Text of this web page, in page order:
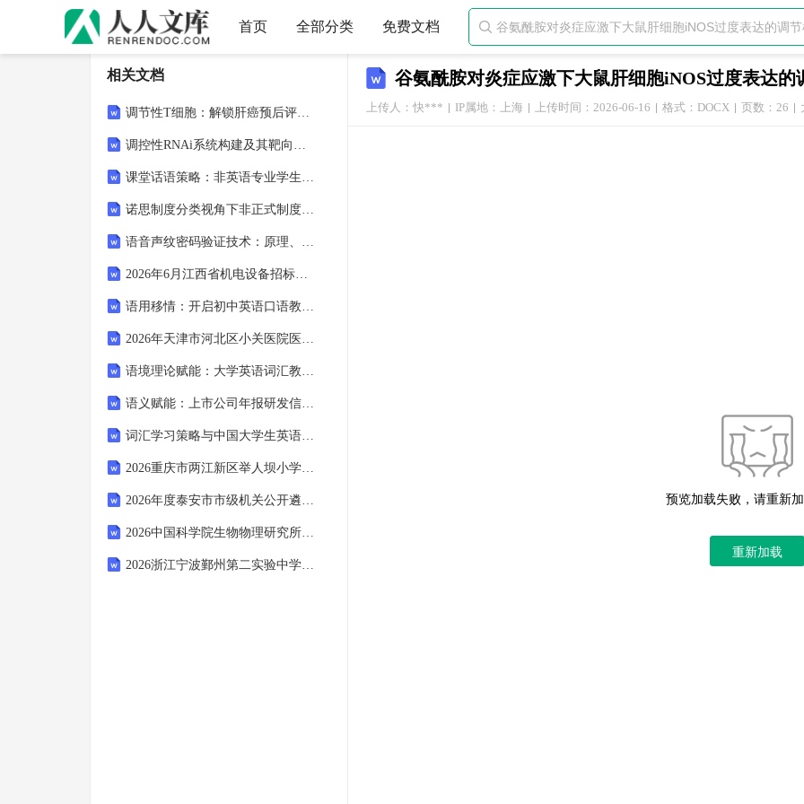
首页 全部分类 免费文档 
谷氨酰胺对炎症应激下大鼠肝细胞iNOS过度表达的
上传人：快*** IP属地：上海 上传时间：2026-06-16 格式：DOCX 页数：26
预览加载失败，请重新
重新加载
相关文档
调节性T细胞：解锁肝癌预后评估与治疗新视角
调控性RNAi系统构建及其靶向诱导肿瘤干细胞凋亡对肿瘤免疫机制的深度解析与展望
课堂话语策略：非英语专业学生学习动机提升的路径探索
诺思制度分类视角下非正式制度对经济转型的影响与启示
语音声纹密码验证技术：原理、应用与展望
2026年6月江西省机电设备招标有限公司社会招聘2人考试模拟试题及答案详解
语用移情：开启初中英语口语教学新视野
2026年天津市河北区小关医院医护人员招聘笔试备考题库及答案详解
语境理论赋能：大学英语词汇教学的创新与突破
语义赋能：上市公司年报研发信息本体构建的深度剖析与实践
词汇学习策略与中国大学生英语听力理解的关联性探究
2026重庆市两江新区举人坝小学校教师及工作人员招聘18人笔试模拟试题及答案详解
2026年度泰安市市级机关公开遴选公务员工作有关问题解答笔试模拟试题及答案详解
2026中国科学院生物物理研究所饶子和组特别研究助理（博士后）招聘1人（北京）笔试模拟试题及答案详解
2026浙江宁波鄞州第二实验中学非编代课教师招聘考试参考题库及答案详解